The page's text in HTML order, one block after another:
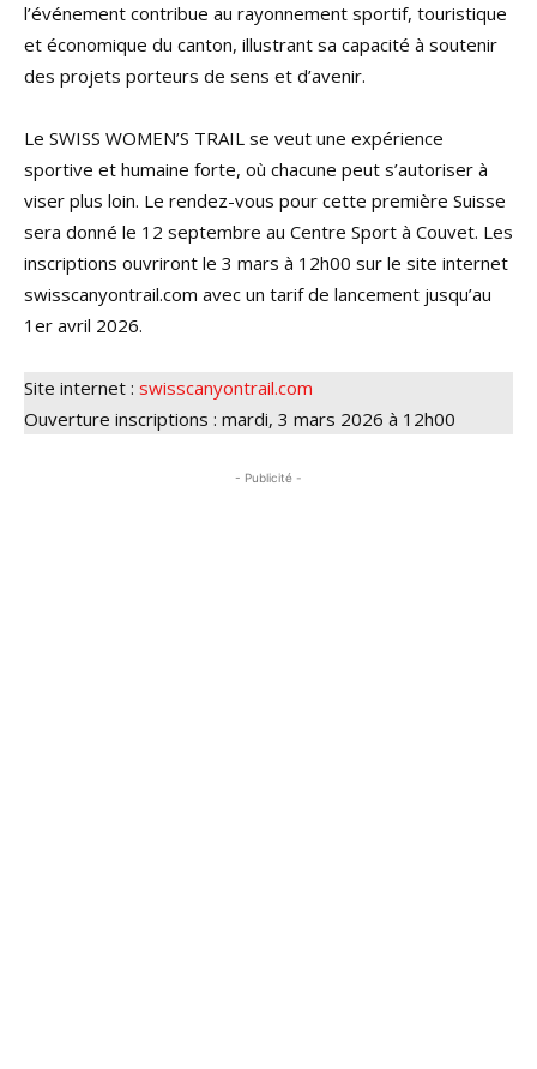
l’événement contribue au rayonnement sportif, touristique
et économique du canton, illustrant sa capacité à soutenir
des projets porteurs de sens et d’avenir.
Le SWISS WOMEN’S TRAIL se veut une expérience
sportive et humaine forte, où chacune peut s’autoriser à
viser plus loin. Le rendez-vous pour cette première Suisse
sera donné le 12 septembre au Centre Sport à Couvet. Les
inscriptions ouvriront le 3 mars à 12h00 sur le site internet
swisscanyontrail.com avec un tarif de lancement jusqu’au
1er avril 2026.
Site internet : swisscanyontrail.com
Ouverture inscriptions : mardi, 3 mars 2026 à 12h00
- Publicité -